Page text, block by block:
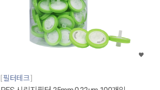
필터테크